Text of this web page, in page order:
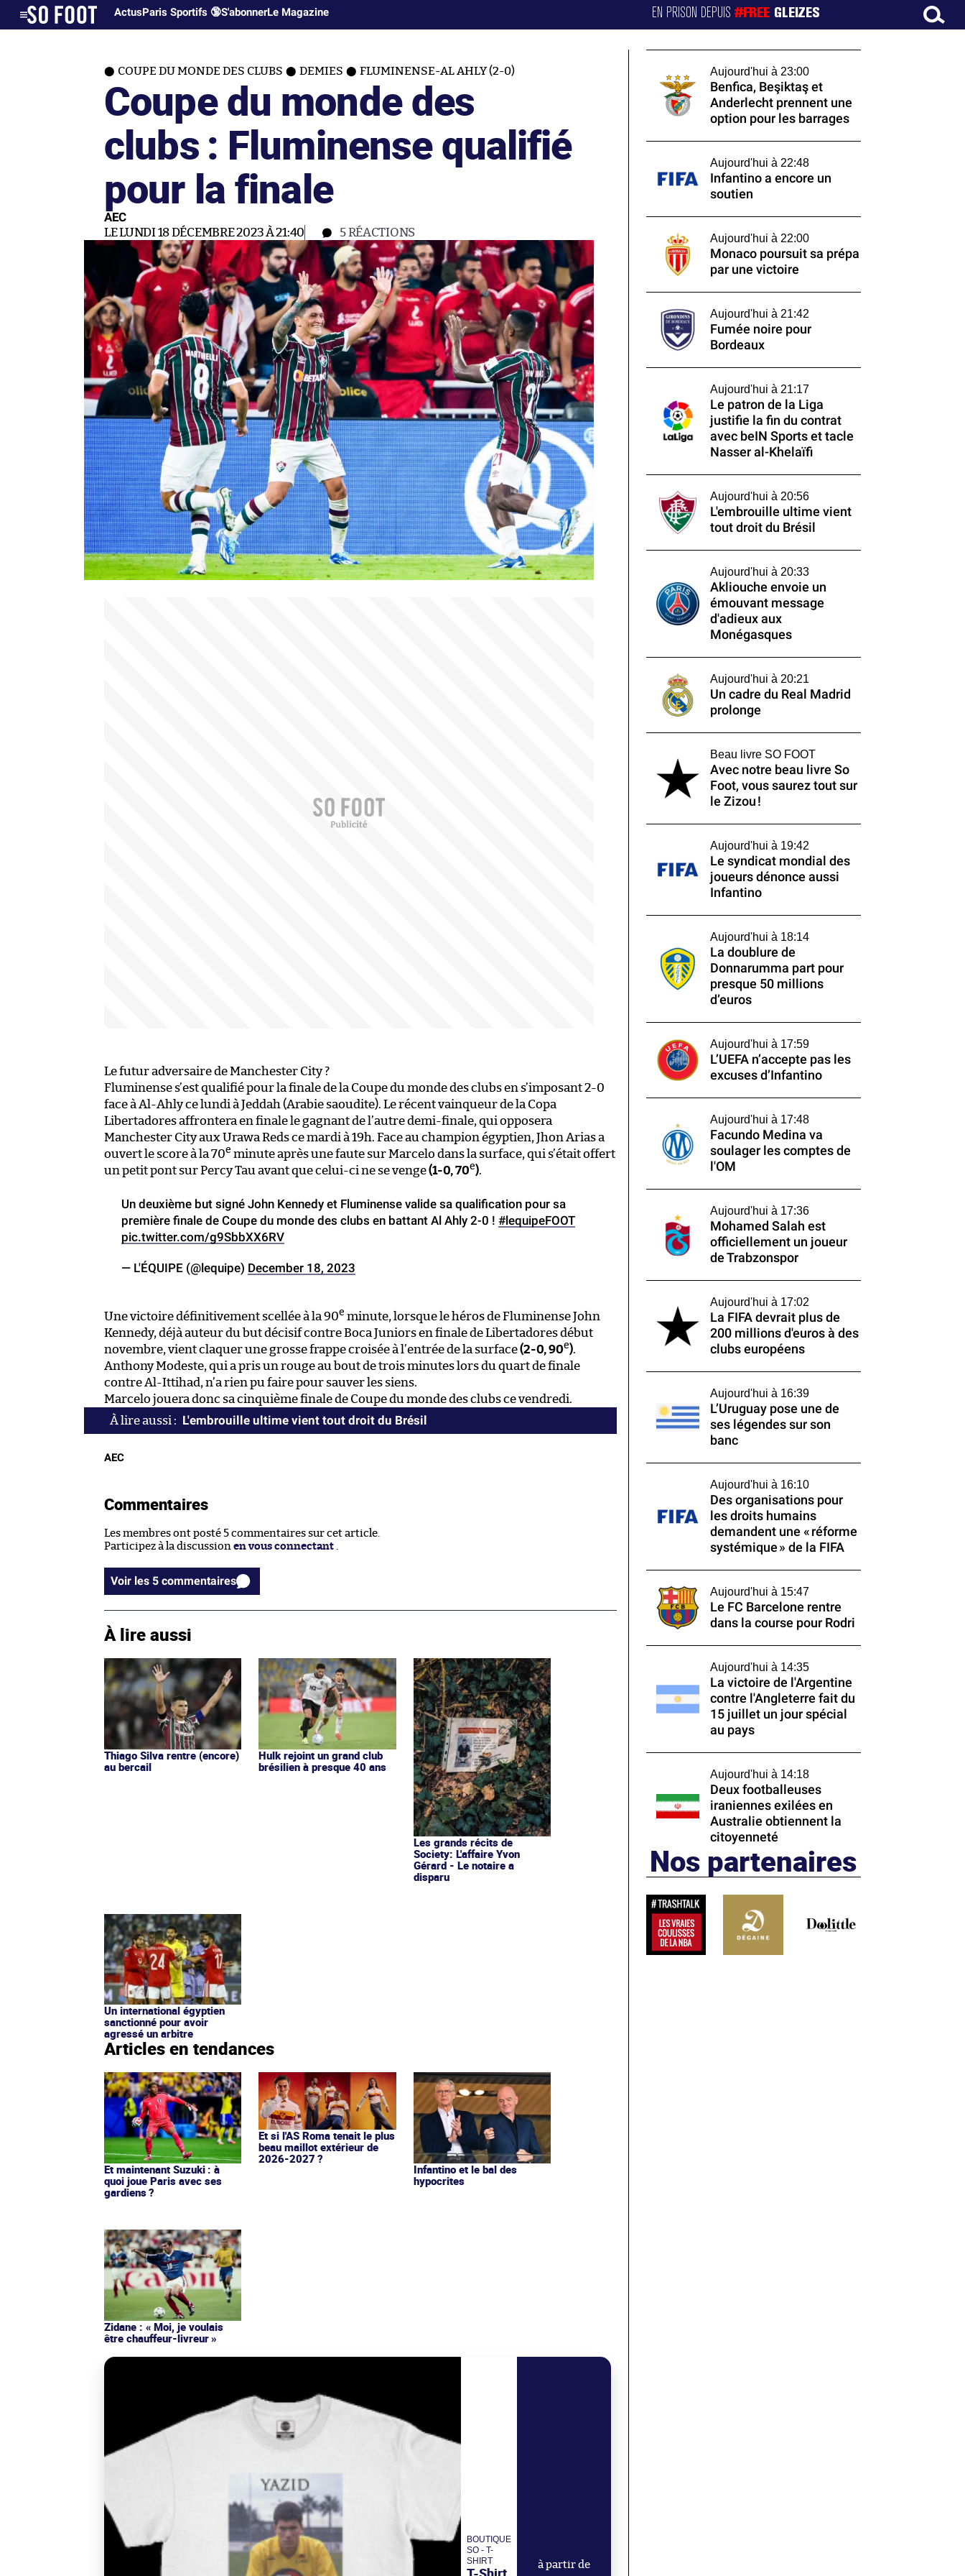
ActusParis Sportifs 🔞S'abonnerLe Magazine EN PRISON DEPUIS#FREE GLEIZES
COUPE DU MONDE DES CLUBS DEMIES FLUMINENSE-AL AHLY (2-0)
Coupe du monde des
clubs : Fluminense qualifié
pour la finale
AEC
LE LUNDI 18 DÉCEMBRE 2023 À 21:40 5RÉACTIONS
Le futur adversaire de Manchester City ?
Fluminense s’est qualifié pour la finale de la Coupe du monde des clubs en s’imposant 2-0
face à Al-Ahly ce lundi à Jeddah (Arabie saoudite). Le récent vainqueur de la Copa
Libertadores affrontera en finale le gagnant de l’autre demi-finale, qui opposera
Manchester City aux Urawa Reds ce mardi à 19h. Face au champion égyptien, Jhon Arias a
ouvert le score à la 70e minute après une faute sur Marcelo dans la surface, qui s’était offert
un petit pont sur Percy Tau avant que celui-ci ne se venge(1-0, 70e).
Un deuxième but signé John Kennedy et Fluminense valide sa qualification pour sa
première finale de Coupe du monde des clubs en battant Al Ahly 2-0 ! #lequipeFOOT
pic.twitter.com/g9SbbXX6RV
— L'ÉQUIPE (@lequipe) December 18, 2023
Une victoire définitivement scellée à la 90e minute, lorsque le héros de Fluminense John
Kennedy, déjà auteur du but décisif contre Boca Juniors en finale de Libertadores début
novembre, vient claquer une grosse frappe croisée à l’entrée de la surface(2-0, 90e).
Anthony Modeste, qui a pris un rouge au bout de trois minutes lors du quart de finale
contre Al-Ittihad, n’a rien pu faire pour sauver les siens.
Marcelo jouera donc sa cinquième finale de Coupe du monde des clubs ce vendredi.
L'embrouille ultime vient tout droit du Brésil
AEC
Commentaires
Les membres ont posté 5 commentaires sur cet article.
Participez à la discussion en vous connectant
Voir les 5 commentaires
À lire aussi
Thiago Silva rentre (encore)
au bercail
Hulk rejoint un grand club
brésilien à presque 40 ans
Les grands récits de
Society: L'affaire Yvon
Gérard - Le notaire a
disparu
Un international égyptien
sanctionné pour avoir
agressé un arbitre
Articles en tendances
Et maintenant Suzuki : à
quoi joue Paris avec ses
gardiens ?
Et si l'AS Roma tenait le plus
beau maillot extérieur de
2026-2027 ?
Infantino et le bal des
hypocrites
Zidane : « Moi, je voulais
être chauffeur-livreur »
BOUTIQUE
SO - T-
SHIRT
à partir de
Aujourd'hui à 23:00
Benfica, Beşiktaş et
Anderlecht prennent une
option pour les barrages
Aujourd'hui à 22:48
Infantino a encore un
soutien
Aujourd'hui à 22:00
Monaco poursuit sa prépa
par une victoire
Aujourd'hui à 21:42
Fumée noire pour
Bordeaux
Aujourd'hui à 21:17
Le patron de la Liga
justifie la fin du contrat
avec beIN Sports et tacle
Nasser al-Khelaïfi
Aujourd'hui à 20:56
L'embrouille ultime vient
tout droit du Brésil
Aujourd'hui à 20:33
Akliouche envoie un
émouvant message
d'adieux aux
Monégasques
Aujourd'hui à 20:21
Un cadre du Real Madrid
prolonge
Beau livre SO FOOT
Avec notre beau livre So
Foot, vous saurez tout sur
le Zizou !
Aujourd'hui à 19:42
Le syndicat mondial des
joueurs dénonce aussi
Infantino
Aujourd'hui à 18:14
La doublure de
Donnarumma part pour
presque 50 millions
d’euros
Aujourd'hui à 17:59
L’UEFA n’accepte pas les
excuses d’Infantino
Aujourd'hui à 17:48
Facundo Medina va
soulager les comptes de
l'OM
Aujourd'hui à 17:36
Mohamed Salah est
officiellement un joueur
de Trabzonspor
Aujourd'hui à 17:02
La FIFA devrait plus de
200 millions d'euros à des
clubs européens
Aujourd'hui à 16:39
L’Uruguay pose une de
ses légendes sur son
banc
Aujourd'hui à 16:10
Des organisations pour
les droits humains
demandent une « réforme
systémique » de la FIFA
Aujourd'hui à 15:47
Le FC Barcelone rentre
dans la course pour Rodri
Aujourd'hui à 14:35
La victoire de l'Argentine
contre l'Angleterre fait du
15 juillet un jour spécial
au pays
Aujourd'hui à 14:18
Deux footballeuses
iraniennes exilées en
Australie obtiennent la
citoyenneté
Nos partenaires